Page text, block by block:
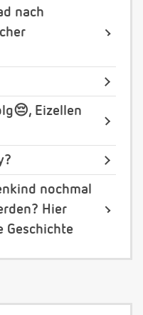
nach
Eizellen
nochmal
Hier
Geschichte